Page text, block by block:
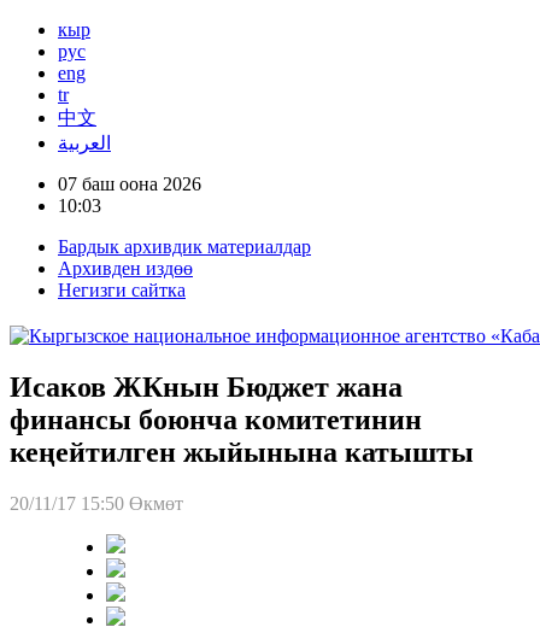
кыр
рус
eng
tr
中文
العربية
07 баш оона 2026
10:03
Бардык архивдик материалдар
Архивден издөө
Негизги сайтка
Исаков ЖКнын Бюджет жана
финансы боюнча комитетинин
кеңейтилген жыйынына катышты
20/11/17 15:50 Өкмөт